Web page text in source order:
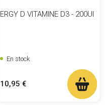
ERGY D VITAMINE D3 - 200UI
En stock
Prix
10,95 €